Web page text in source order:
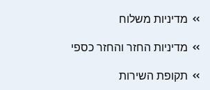
מדיניות משלוח
מדיניות החזר והחזר כספי
תקופת השירות